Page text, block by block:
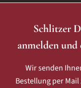
Schlitzer
anmelden und
Wir senden
Bestellung per